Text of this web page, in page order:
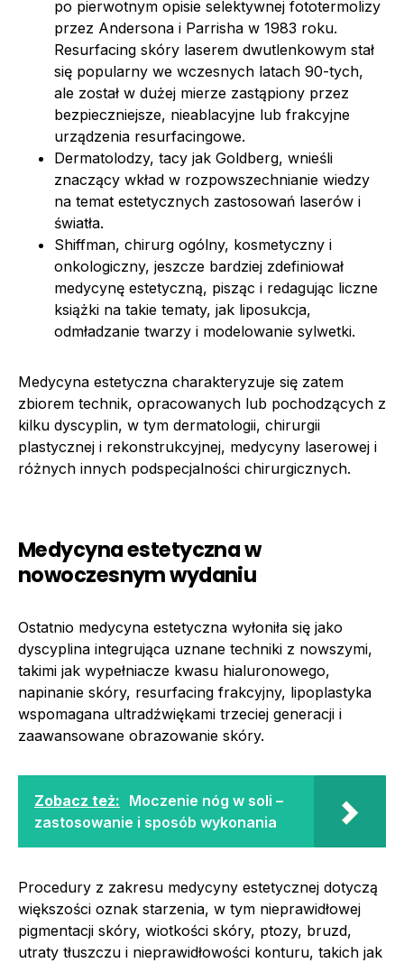
po pierwotnym opisie selektywnej fototermolizy
przez Andersona i Parrisha w 1983 roku.
Resurfacing skóry laserem dwutlenkowym stał
się popularny we wczesnych latach 90-tych,
ale został w dużej mierze zastąpiony przez
bezpieczniejsze, nieablacyjne lub frakcyjne
urządzenia resurfacingowe.
Dermatolodzy, tacy jak Goldberg, wnieśli
znaczący wkład w rozpowszechnianie wiedzy
na temat estetycznych zastosowań laserów i
światła.
Shiffman, chirurg ogólny, kosmetyczny i
onkologiczny, jeszcze bardziej zdefiniował
medycynę estetyczną, pisząc i redagując liczne
książki na takie tematy, jak liposukcja,
odmładzanie twarzy i modelowanie sylwetki.
Medycyna estetyczna charakteryzuje się zatem
zbiorem technik, opracowanych lub pochodzących z
kilku dyscyplin, w tym dermatologii, chirurgii
plastycznej i rekonstrukcyjnej, medycyny laserowej i
różnych innych podspecjalności chirurgicznych.
Medycyna estetyczna w
nowoczesnym wydaniu
Ostatnio medycyna estetyczna wyłoniła się jako
dyscyplina integrująca uznane techniki z nowszymi,
takimi jak wypełniacze kwasu hialuronowego,
napinanie skóry, resurfacing frakcyjny, lipoplastyka
wspomagana ultradźwiękami trzeciej generacji i
zaawansowane obrazowanie skóry.
Zobacz też: Moczenie nóg w soli –
zastosowanie i sposób wykonania
Procedury z zakresu medycyny estetycznej dotyczą
większości oznak starzenia, w tym nieprawidłowej
pigmentacji skóry, wiotkości skóry, ptozy, bruzd,
utraty tłuszczu i nieprawidłowości konturu, takich jak